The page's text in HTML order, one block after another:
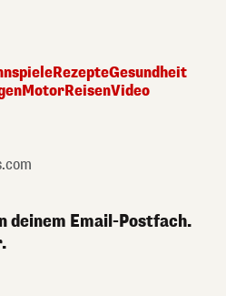
RezepteGesundheit
MotorReisenVideo
deinem Email-Postfach.